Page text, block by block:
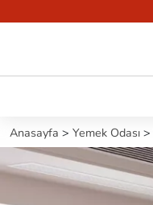
Anasayfa > Yemek Odası >